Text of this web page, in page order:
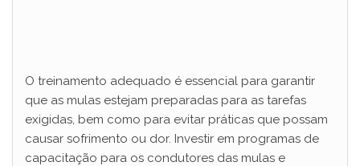
O treinamento adequado é essencial para garantir
que as mulas estejam preparadas para as tarefas
exigidas, bem como para evitar práticas que possam
causar sofrimento ou dor. Investir em programas de
capacitação para os condutores das mulas e